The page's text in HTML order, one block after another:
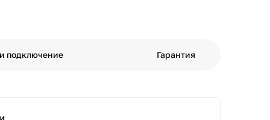
подключение Гарантия